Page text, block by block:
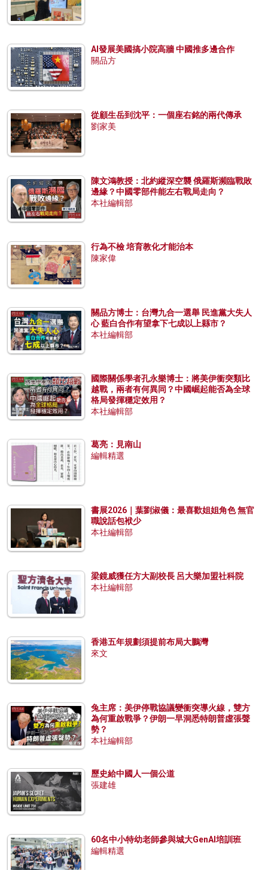
AI發展美國搞小院高牆 中國推多邊合作
關品方
從顧生岳到沈平：一個座右銘的兩代傳承
劉家美
陳文鴻教授：北約縱深空襲 俄羅斯瀕臨戰敗
邊緣？中國零部件能左右戰局走向？
本社編輯部
行為不檢 培育教化才能治本
陳家偉
關品方博士：台灣九合一選舉 民進黨大失人
心 藍白合作有望拿下七成以上縣市？
本社編輯部
國際關係學者孔永樂博士：將美伊衝突類比
越戰，兩者有何異同？中國崛起能否為全球
格局發揮穩定效用？
本社編輯部
葛亮：見南山
編輯精選
書展2026｜葉劉淑儀：最喜歡姐姐角色 無官
職說話包袱少
本社編輯部
梁鏡威獲任方大副校長 呂大樂加盟社科院
本社編輯部
香港五年規劃須提前布局大鵬灣
來文
兔主席：美伊停戰協議變衝突導火線，雙方
為何重啟戰爭？伊朗一早洞悉特朗普虛張聲
勢？
本社編輯部
歷史給中國人一個公道
張建雄
60名中小特幼老師參與城大GenAI培訓班
編輯精選